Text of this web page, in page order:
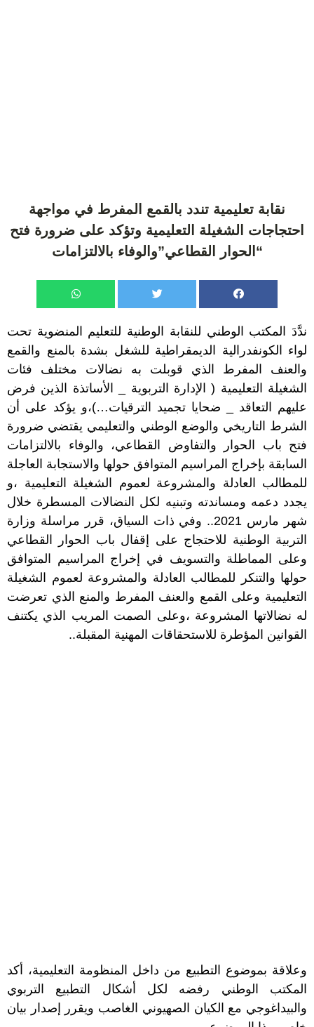
نقابة تعليمية تندد بالقمع المفرط في مواجهة
احتجاجات الشغيلة التعليمية وتؤكد على ضرورة فتح
“الحوار القطاعي”والوفاء بالالتزامات
ندَّدَ المكتب الوطني للنقابة الوطنية للتعليم المنضوية تحت
لواء الكونفدرالية الديمقراطية للشغل بشدة بالمنع والقمع
والعنف المفرط الذي قوبلت به نضالات مختلف فئات
الشغيلة التعليمية ( الإدارة التربوية _ الأساتذة الذين فرض
عليهم التعاقد _ ضحايا تجميد الترقيات…)،و يؤكد على أن
الشرط التاريخي والوضع الوطني والتعليمي يقتضي ضرورة
فتح باب الحوار والتفاوض القطاعي، والوفاء بالالتزامات
السابقة بإخراج المراسيم المتوافق حولها والاستجابة العاجلة
للمطالب العادلة والمشروعة لعموم الشغيلة التعليمية ،و
يجدد دعمه ومساندته وتبنيه لكل النضالات المسطرة خلال
شهر مارس 2021.. وفي ذات السياق، قرر مراسلة وزارة
التربية الوطنية للاحتجاج على إقفال باب الحوار القطاعي
وعلى المماطلة والتسويف في إخراج المراسيم المتوافق
حولها والتنكر للمطالب العادلة والمشروعة لعموم الشغيلة
التعليمية وعلى القمع والعنف المفرط والمنع الذي تعرضت
له نضالاتها المشروعة ،وعلى الصمت المريب الذي يكتنف
القوانين المؤطرة للاستحقاقات المهنية المقبلة..
وعلاقة بموضوع التطبيع من داخل المنظومة التعليمية، أكد
المكتب الوطني رفضه لكل أشكال التطبيع التربوي
والبيداغوجي مع الكيان الصهيوني الغاصب ويقرر إصدار بيان